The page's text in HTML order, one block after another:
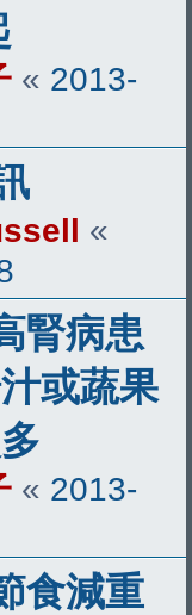
« 2013-
«
腎病患
或蔬果
« 2013-
食減重